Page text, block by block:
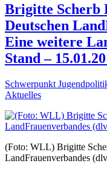
Brigitte Scherb
Deutschen
Eine weitere
Stand –
Schwerpunkt
Aktuelles
(Foto: WLL) Brigitte
LandFrauenverbandes